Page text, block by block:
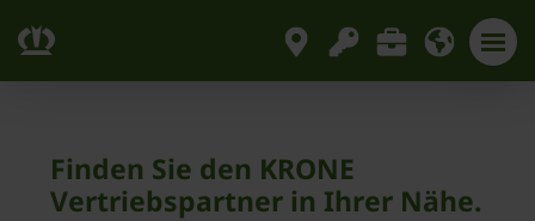
Finden Sie den KRONE
Vertriebspartner in Ihrer Nähe.